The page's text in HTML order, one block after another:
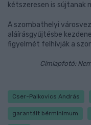
kétszeresen is
A szombathelyi
aláírásgyűjtésbe
figyelmét felhívják a
Címlapfotó:
Cser-Palkovics András
garantált bérminimum